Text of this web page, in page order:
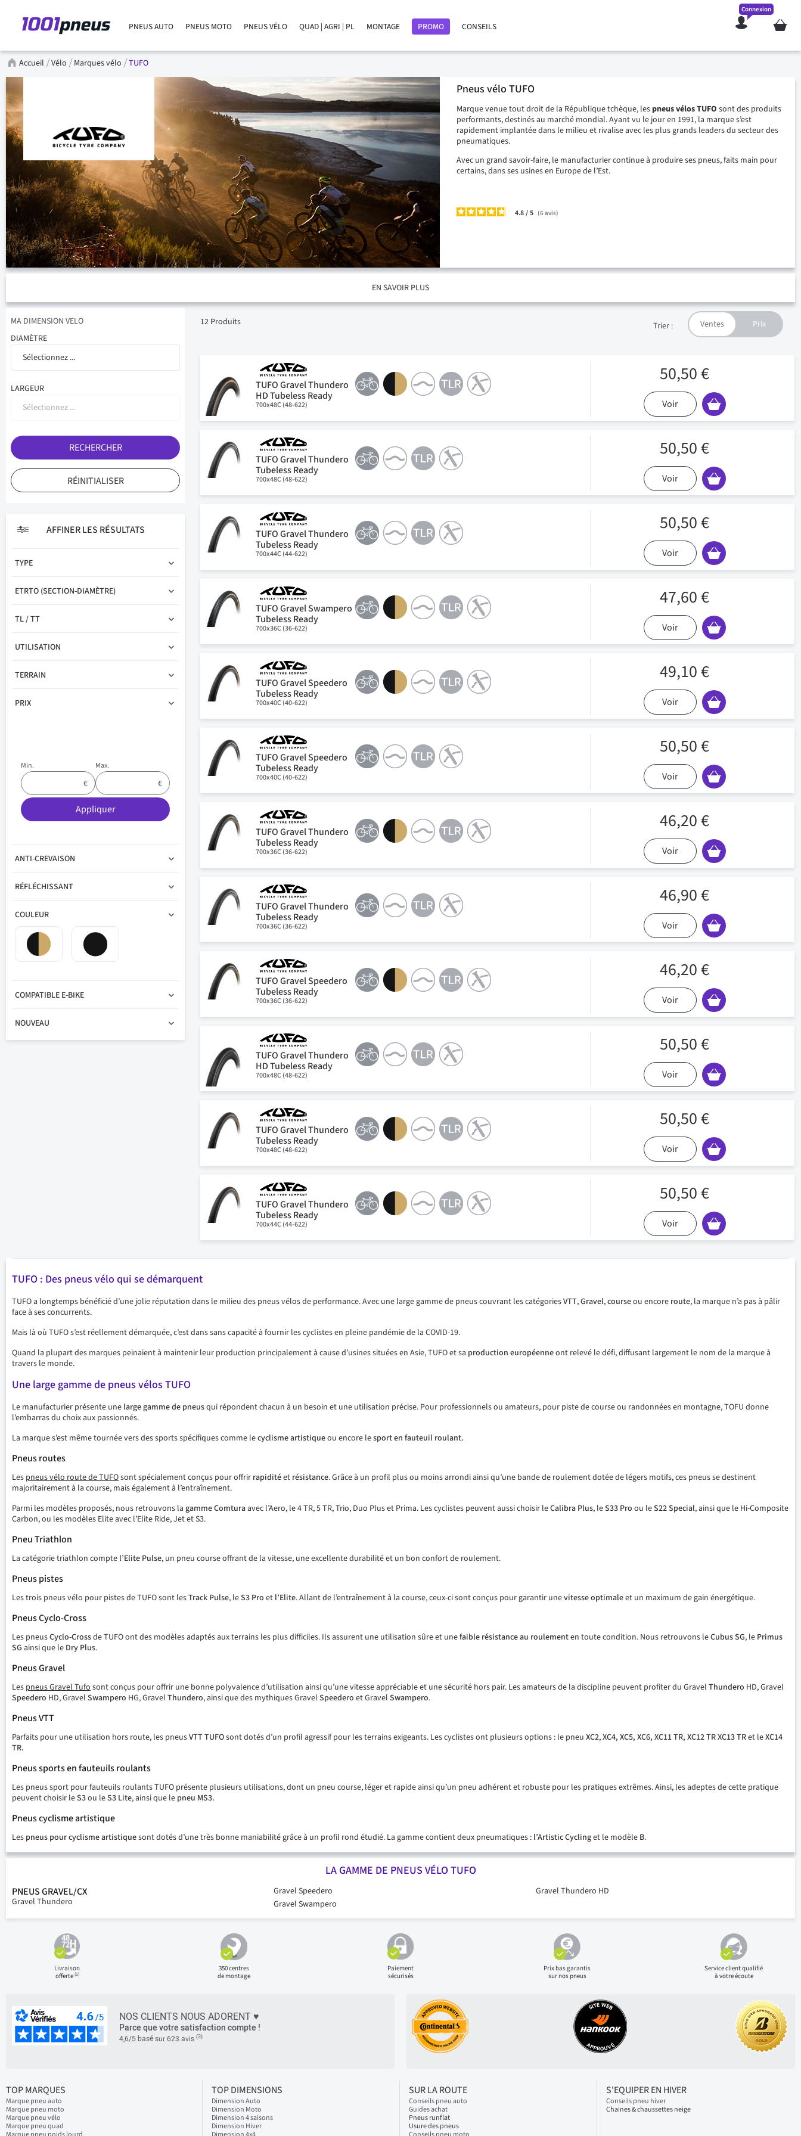
PNEUS AUTO PNEUS MOTO PNEUS VÉLO QUAD | AGRI | PL MONTAGE PROMO CONSEILS Mon
Connexion
Accueil Vélo Marques vélo TUFO
Pneus vélo TUFO
Marque venue tout droit de la République tchèque, les pneus vélos TUFO sont des produits
performants, destinés au marché mondial. Ayant vu le jour en 1991, la marque s’est
rapidement implantée dans le milieu et rivalise avec les plus grands leaders du secteur des
pneumatiques.
Avec un grand savoir-faire, le manufacturier continue à produire ses pneus, faits main pour
certains, dans ses usines en Europe de l’Est.
4.8/ 6avis
EN SAVOIR PLUS
12 Produits Trier :
TUFO Gravel Thundero
HD Tubeless Ready
700x48C (48-622)
50,50 €
Voir
TUFO Gravel Thundero
Tubeless Ready
700x48C (48-622)
50,50 €
Voir
TUFO Gravel Thundero
Tubeless Ready
700x44C (44-622)
50,50 €
Voir
TUFO Gravel Swampero
Tubeless Ready
700x36C (36-622)
47,60 €
Voir
TUFO Gravel Speedero
Tubeless Ready
700x40C (40-622)
49,10 €
Voir
TUFO Gravel Speedero
Tubeless Ready
700x40C (40-622)
50,50 €
Voir
TUFO Gravel Thundero
Tubeless Ready
700x36C (36-622)
46,20 €
Voir
TUFO Gravel Thundero
Tubeless Ready
700x36C (36-622)
46,90 €
Voir
TUFO Gravel Speedero
Tubeless Ready
700x36C (36-622)
46,20 €
Voir
TUFO Gravel Thundero
HD Tubeless Ready
700x48C (48-622)
50,50 €
Voir
TUFO Gravel Thundero
Tubeless Ready
700x48C (48-622)
50,50 €
Voir
TUFO Gravel Thundero
Tubeless Ready
700x44C (44-622)
50,50 €
Voir
MA DIMENSION VELO
DIAMÈTRE
Sélectionnez ...
LARGEUR
Sélectionnez ...
RÉINITIALISER
RECHERCHER
AFFINER LES RÉSULTATS
TYPE
ETRTO (SECTION-DIAMÈTRE)
TL / TT
UTILISATION
TERRAIN
PRIX
Min. Max.
Appliquer
ANTI-CREVAISON
RÉFLÉCHISSANT
COULEUR
COMPATIBLE E-BIKE
NOUVEAU
TUFO : Des pneus vélo qui se démarquent
TUFO a longtemps bénéficié d’une jolie réputation dans le milieu des pneus vélos de performance. Avec une large gamme de pneus couvrant les catégoriesVTT,Gravel,courseou encore route, la marque n’a pas à pâlir
face à ses concurrents.
Mais là où TUFO s’est réellement démarquée, c’est dans sans capacité à fournir les cyclistes en pleine pandémie de la COVID-19.
Quand la plupart des marques peinaient à maintenir leur production principalement à cause d’usines situées en Asie, TUFO et sa production européenneont relevé le défi, diffusant largement le nom de la marque à
travers le monde.
Une large gamme de pneus vélos TUFO
Le manufacturier présente une large gamme de pneusqui répondent chacun à un besoin et une utilisation précise. Pour professionnels ou amateurs, pour piste de course ou randonnées en montagne, TOFU donne
l’embarras du choix aux passionnés.
La marque s’est même tournée vers des sports spécifiques comme lecyclismeartistiqueou encore lesport en fauteuil roulant.
Pneus routes
Les pneus vélo route de TUFOsont spécialement conçus pour offrir rapiditéet résistance. Grâce à un profil plus ou moins arrondi ainsi qu’une bande de roulement dotée de légers motifs, ces pneus se destinent
majoritairement à la course, mais également à l’entraînement.
Parmi les modèles proposés, nous retrouvons la gamme Comturaavec l’Aero, le 4 TR, 5 TR, Trio, Duo Plus et Prima. Les cyclistes peuvent aussi choisir leCalibra Plus, leS33 Pro ou leS22 Special, ainsi que le Hi-Composite
Carbon, ou les modèles Elite avec l’Elite Ride, Jet et S3.
Pneu Triathlon
La catégorie triathlon compte l’Elite Pulse, un pneu course offrant de la vitesse, une excellente durabilité et un bon confort de roulement.
Pneus pistes
Les trois pneus vélo pour pistes de TUFO sont lesTrack Pulse, leS3 Pro et l’Elite. Allant de l’entraînement à la course, ceux-ci sont conçus pour garantir unevitesse optimaleet un maximum de gain énergétique.
Pneus Cyclo-Cross
Les pneusCyclo-Crossde TUFO ont des modèles adaptés aux terrains les plus difficiles. Ils assurent une utilisation sûre et unefaible résistance au roulementen toute condition. Nous retrouvons leCubusSG, le Primus
SG ainsi que le Dry Plus.
Pneus Gravel
Les pneus Gravel Tufosont conçus pour offrir une bonne polyvalence d’utilisation ainsi qu’une vitesse appréciable et une sécurité hors pair. Les amateurs de la discipline peuvent profiter du Gravel Thundero HD, Gravel
Speedero HD, Gravel Swampero HG, Gravel Thundero, ainsi que des mythiques Gravel Speedero et Gravel Swampero.
Pneus VTT
Parfaits pour une utilisation hors route, les pneusVTT TUFOsont dotés d’un profil agressif pour les terrains exigeants. Les cyclistes ont plusieurs options : le pneu XC2,XC4, XC5, XC6, XC11 TR, XC12 TR XC13 TRet leXC14
TR.
Pneus sports en fauteuils roulants
Les pneus sport pour fauteuils roulants TUFO présente plusieurs utilisations, dont un pneu course, léger et rapide ainsi qu’un pneu adhérent et robuste pour les pratiques extrêmes. Ainsi, les adeptes de cette pratique
peuvent choisir leS3ou leS3 Lite, ainsi que le pneu MS3.
Pneus cyclisme artistique
Les pneus pourcyclisme artistiquesont dotés d’une très bonne maniabilité grâce à un profil rond étudié. La gamme contient deux pneumatiques : l’ArtisticCyclinget le modèle B.
LA GAMME DE PNEUS VÉLO TUFO
PNEUS GRAVEL/CX
Gravel Thundero
Gravel Speedero
Gravel Swampero
Gravel Thundero HD
Livraison
offerte(1)
350 centres
de montage
Paiement
sécurisés
Prix basgarantis
sur nos pneus
Service client qualifié
à votre écoute
NOS CLIENTS NOUS ADORENT ♥
Parce que votre satisfaction compte !
4,6/5 basé sur 623 avis (3)
TOP MARQUES
Marque pneu auto
Marque pneu moto
Marque pneu vélo
Marque pneu quad
TOP DIMENSIONS
Dimension Auto
Dimension Moto
Dimension 4 saisons
Dimension Hiver
SUR LA ROUTE
Conseils pneu auto
Guides achat
Pneus runflat
Usure des pneus
S'EQUIPER EN HIVER
Conseils pneu hiver
Chaines & chaussettes neige